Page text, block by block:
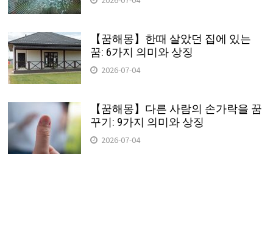
【꿈해몽】한때 살았던 집에 있는
꿈: 6가지 의미와 상징
2026-07-04
【꿈해몽】다른 사람의 손가락을 꿈
꾸기: 9가지 의미와 상징
2026-07-04